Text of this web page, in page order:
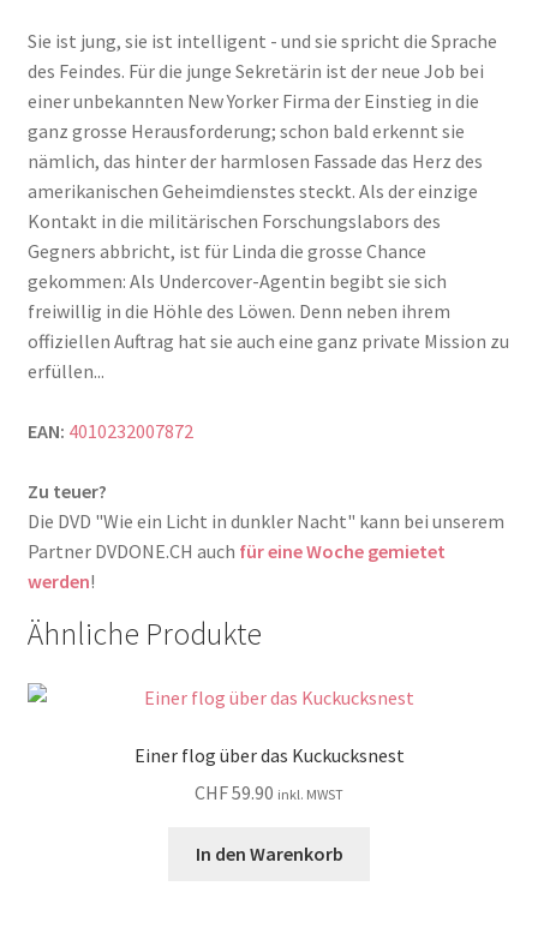
Sie ist jung, sie ist intelligent - und sie spricht die Sprache
des Feindes. Für die junge Sekretärin ist der neue Job bei
einer unbekannten New Yorker Firma der Einstieg in die
ganz grosse Herausforderung; schon bald erkennt sie
nämlich, das hinter der harmlosen Fassade das Herz des
amerikanischen Geheimdienstes steckt. Als der einzige
Kontakt in die militärischen Forschungslabors des
Gegners abbricht, ist für Linda die grosse Chance
gekommen: Als Undercover-Agentin begibt sie sich
freiwillig in die Höhle des Löwen. Denn neben ihrem
offiziellen Auftrag hat sie auch eine ganz private Mission zu
erfüllen...
EAN: 4010232007872
Zu teuer?
Die DVD "Wie ein Licht in dunkler Nacht" kann bei unserem
Partner DVDONE.CH auch für eine Woche gemietet
werden!
Ähnliche Produkte
Einer flog über das Kuckucksnest
CHF59.90 inkl. MWST
In den Warenkorb